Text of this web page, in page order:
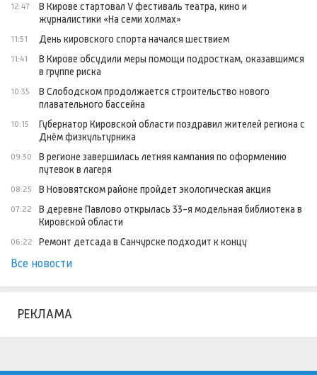
12:47
В Кирове стартовал V фестиваль театра, кино и
журналистики «На семи холмах»
11:51 День кировского спорта начался шествием
11:41
В Кирове обсудили меры помощи подросткам, оказавшимся
в группе риска
10:35
В Слободском продолжается строительство нового
плавательного бассейна
10:15
Губернатор Кировской области поздравил жителей региона с
Днём физкультурника
09:30
В регионе завершилась летняя кампания по оформлению
путевок в лагеря
08:25 В Нововятском районе пройдет экологическая акция
07:22
В деревне Павлово открылась 33-я модельная библиотека в
Кировской области
06:22 Ремонт детсада в Санчурске подходит к концу
Все новости
РЕКЛАМА